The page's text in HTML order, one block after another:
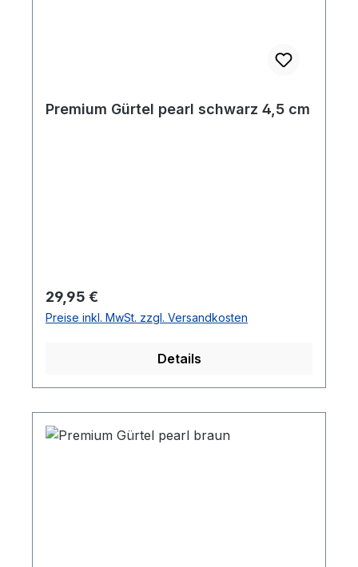
Premium Gürtel pearl schwarz 4,5 cm
Regulärer Preis:
29,95 €
Preise inkl. MwSt. zzgl. Versandkosten
Details